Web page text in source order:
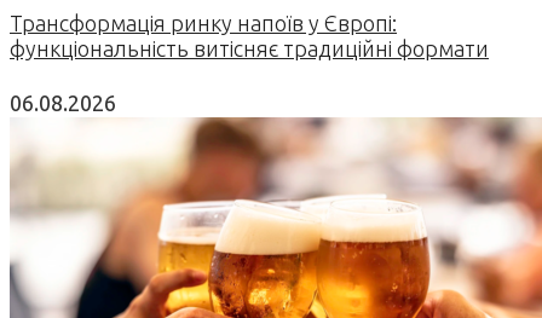
Трансформація ринку напоїв у Європі:
функціональність витісняє традиційні формати
06.08.2026